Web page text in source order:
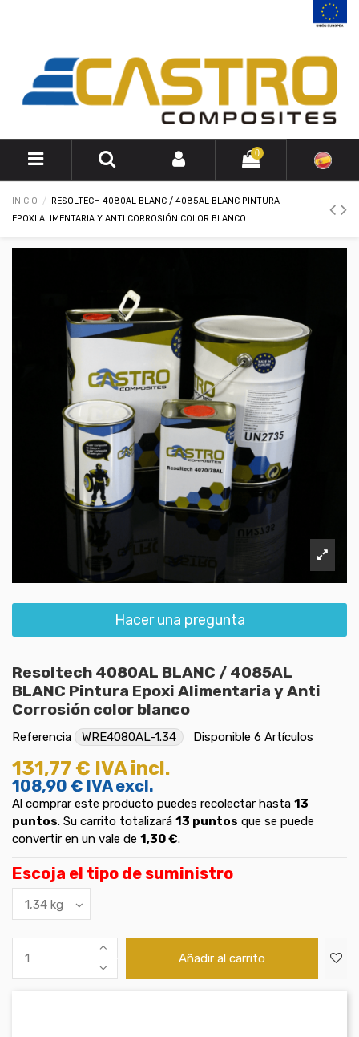
0
INICIO
RESOLTECH 4080AL BLANC / 4085AL BLANC PINTURA
EPOXI ALIMENTARIA Y ANTI CORROSIÓN COLOR BLANCO
Hacer una pregunta
Resoltech 4080AL BLANC / 4085AL
BLANC Pintura Epoxi Alimentaria y Anti
Corrosión color blanco
Referencia WRE4080AL-1.34 Disponible 6 Artículos
131,77 € IVA incl.
108,90 € IVA excl.
Al comprar este producto puedes recolectar hasta 13
puntos. Su carrito totalizará 13 puntos que se puede
convertir en un vale de 1,30 €.
Escoja el tipo de suministro
Añadir al carrito